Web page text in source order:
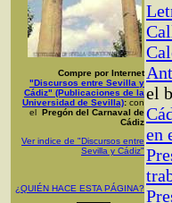
Compre por Internet
"Discursos entre Sevilla y
Cádiz" (Publicaciones de la
Universidad de Sevilla): con
el Pregón del Carnaval de
Cádiz
Ver indice de "Discursos entre
Sevilla y Cádiz"
¿QUIÉN HACE ESTA PÁGINA?
el
en